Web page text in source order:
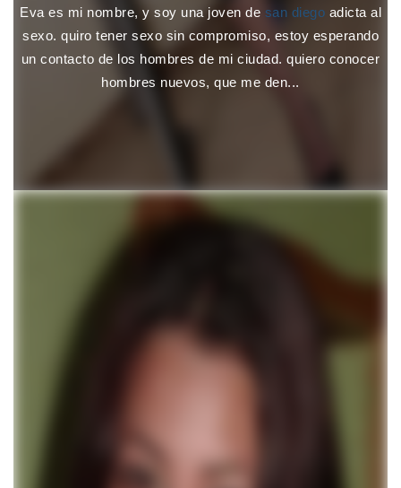
Eva es mi nombre, y soy una joven de san diego adicta al
sexo. quiro tener sexo sin compromiso, estoy esperando
un contacto de los hombres de mi ciudad. quiero conocer
hombres nuevos, que me den...